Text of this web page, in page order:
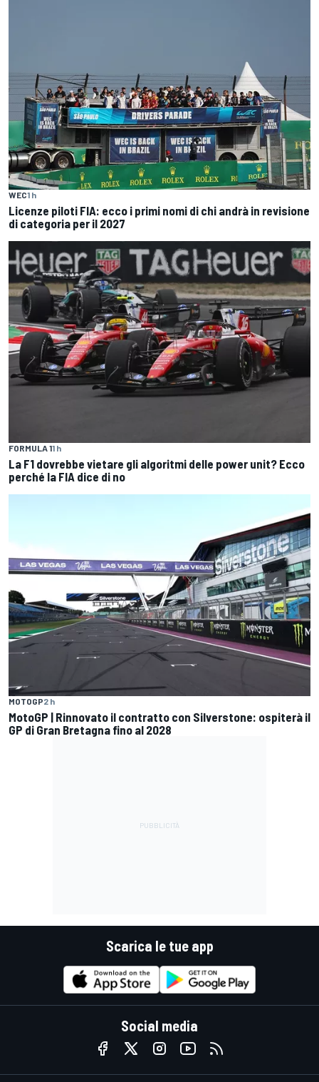
WEC1 h
Licenze piloti FIA: ecco i primi nomi di chi andrà in revisione
di categoria per il 2027
FORMULA 11 h
La F1 dovrebbe vietare gli algoritmi delle power unit? Ecco
perché la FIA dice di no
MOTOGP2 h
MotoGP | Rinnovato il contratto con Silverstone: ospiterà il
GP di Gran Bretagna fino al 2028
Scarica le tue app
Social media